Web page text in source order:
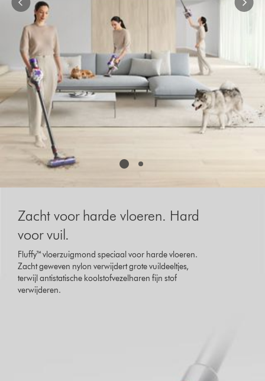
Zacht voor harde vloeren. Hard
voor vuil.
Fluffy™ vloerzuigmond speciaal voor harde vloeren.
Zacht geweven nylon verwijdert grote vuildeeltjes,
terwijl antistatische koolstofvezelharen fijn stof
verwijderen.